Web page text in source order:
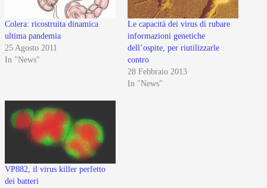
Colera: ricostruita dinamica
ultima pandemia
25 Agosto 2011
In "News"
Le capacità dei virus di rubare
informazioni genetiche
dell’ospite, per riutilizzarle
contro
28 Febbraio 2013
In "News"
VP882, il virus killer perfetto
dei batteri